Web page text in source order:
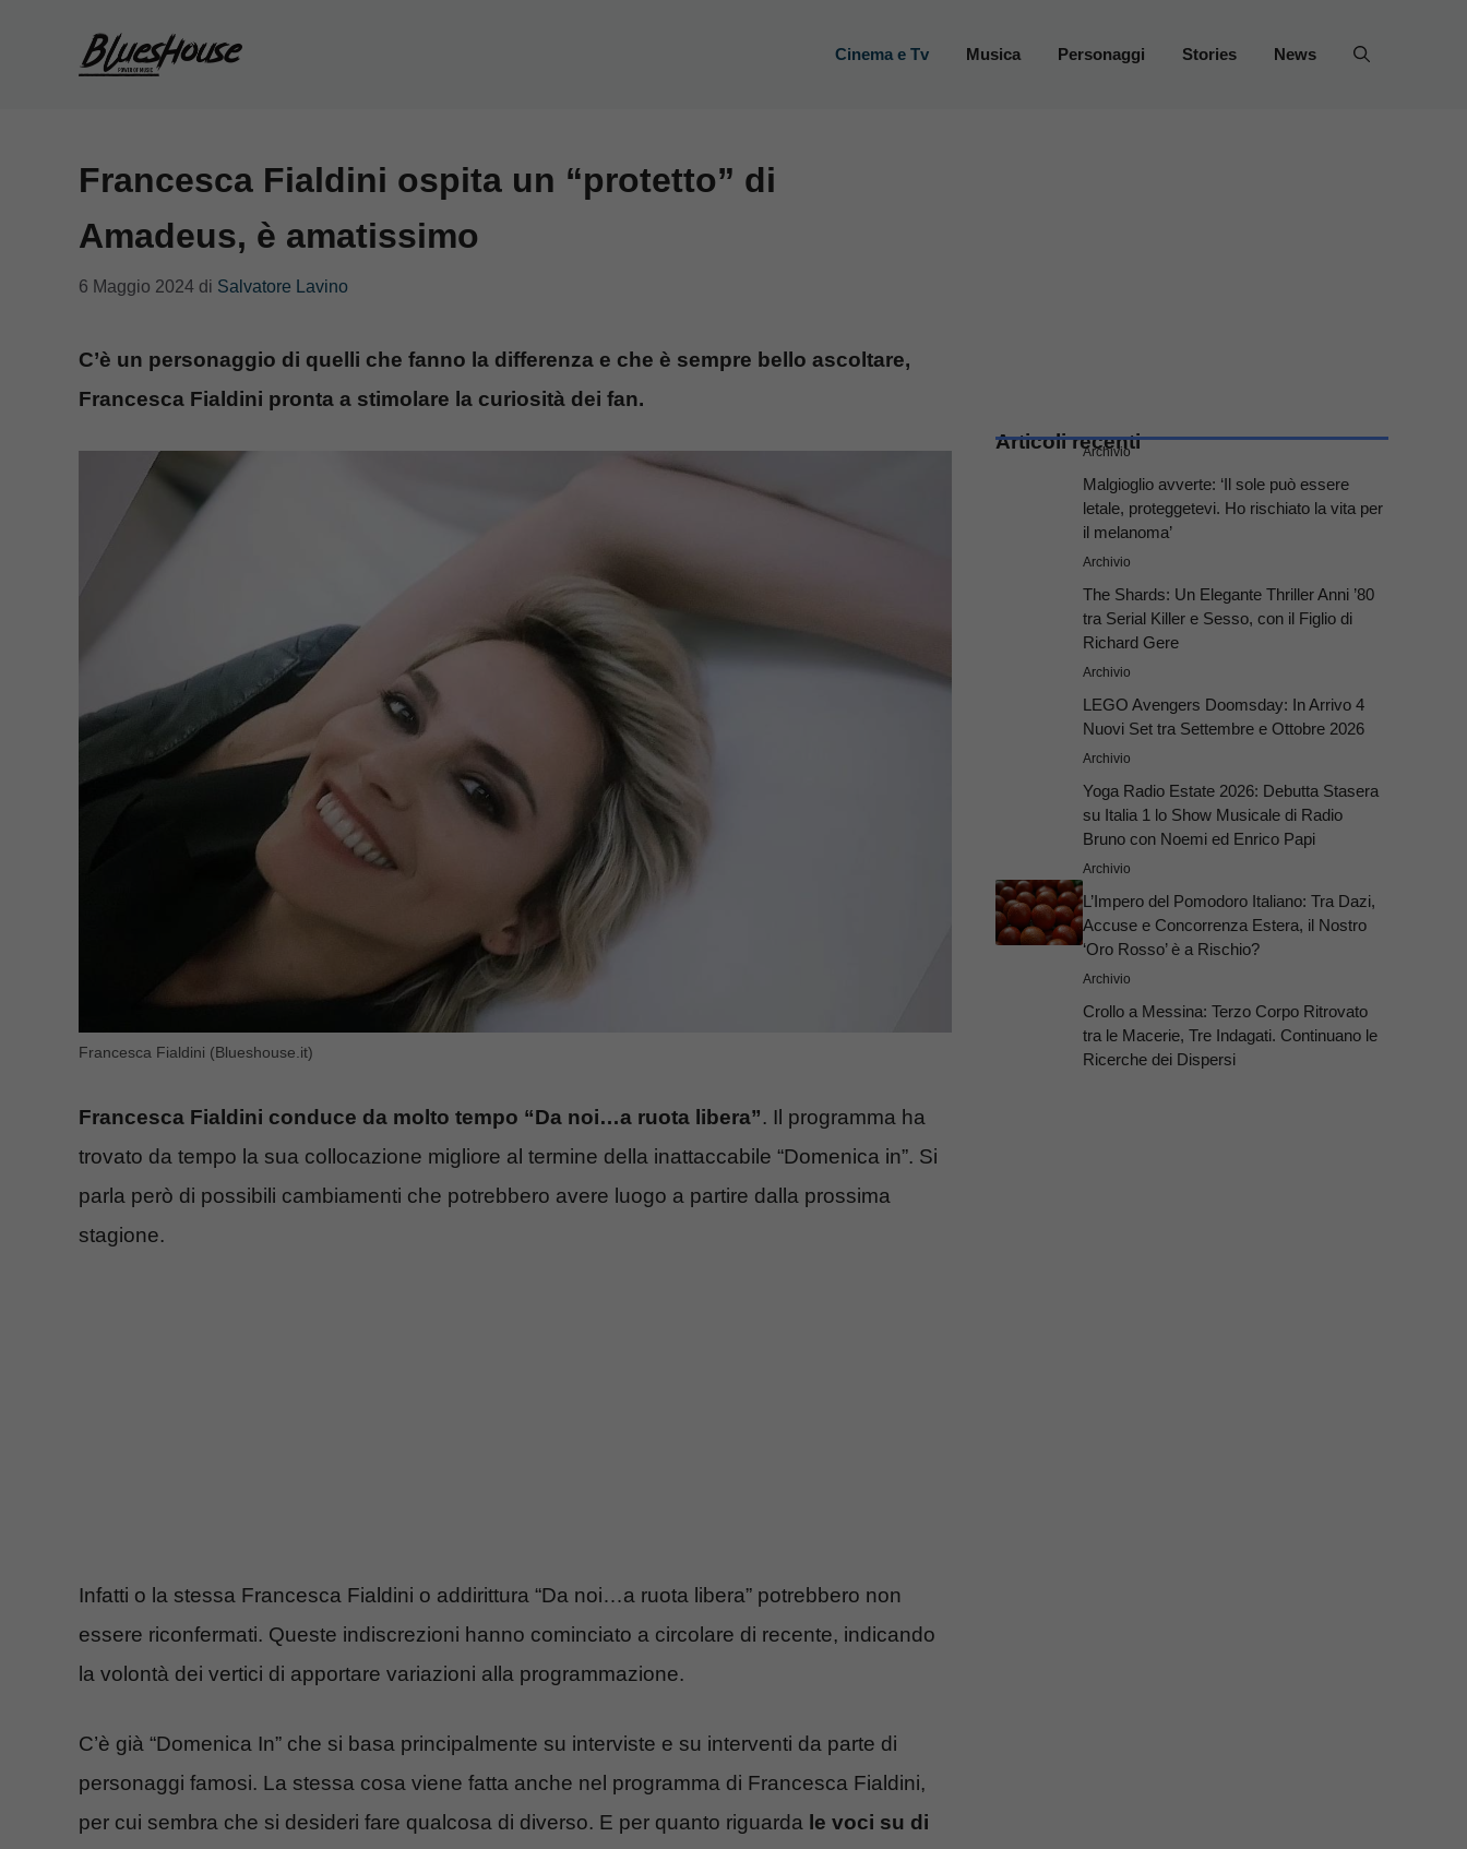
Cinema e Tv Musica Personaggi Stories News
Francesca Fialdini ospita un “protetto” di
Amadeus, è amatissimo
6 Maggio 2024 di Salvatore Lavino
C’è un personaggio di quelli che fanno la differenza e che è sempre bello ascoltare,
Francesca Fialdini pronta a stimolare la curiosità dei fan.
Francesca Fialdini (Blueshouse.it)
Francesca Fialdini conduce da molto tempo “Da noi…a ruota libera”. Il programma ha
trovato da tempo la sua collocazione migliore al termine della inattaccabile “Domenica in”. Si
parla però di possibili cambiamenti che potrebbero avere luogo a partire dalla prossima
stagione.
Infatti o la stessa Francesca Fialdini o addirittura “Da noi…a ruota libera” potrebbero non
essere riconfermati. Queste indiscrezioni hanno cominciato a circolare di recente, indicando
la volontà dei vertici di apportare variazioni alla programmazione.
C’è già “Domenica In” che si basa principalmente su interviste e su interventi da parte di
personaggi famosi. La stessa cosa viene fatta anche nel programma di Francesca Fialdini,
per cui sembra che si desideri fare qualcosa di diverso. E per quanto riguarda le voci su di
Articoli recenti
Archivio
Malgioglio avverte: ‘Il sole può essere
letale, proteggetevi. Ho rischiato la vita per
il melanoma’
Archivio
The Shards: Un Elegante Thriller Anni ’80
tra Serial Killer e Sesso, con il Figlio di
Richard Gere
Archivio
LEGO Avengers Doomsday: In Arrivo 4
Nuovi Set tra Settembre e Ottobre 2026
Archivio
Yoga Radio Estate 2026: Debutta Stasera
su Italia 1 lo Show Musicale di Radio
Bruno con Noemi ed Enrico Papi
Archivio
L’Impero del Pomodoro Italiano: Tra Dazi,
Accuse e Concorrenza Estera, il Nostro
‘Oro Rosso’ è a Rischio?
Archivio
Crollo a Messina: Terzo Corpo Ritrovato
tra le Macerie, Tre Indagati. Continuano le
Ricerche dei Dispersi